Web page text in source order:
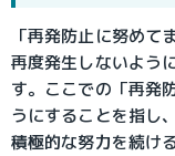
「再発防止に努めて
再度発生しないよう
す。ここでの「再発
うにすることを指し
積極的な努力を続け